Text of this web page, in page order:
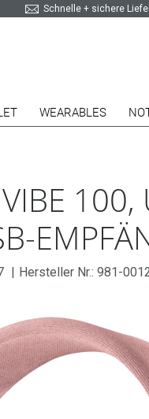
Schnelle + sichere
WEARABLES
100,
| Hersteller Nr.: 981-